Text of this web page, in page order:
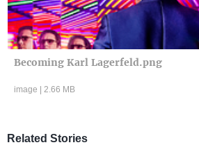
Becoming Karl Lagerfeld.png
image | 2.66 MB
Related Stories